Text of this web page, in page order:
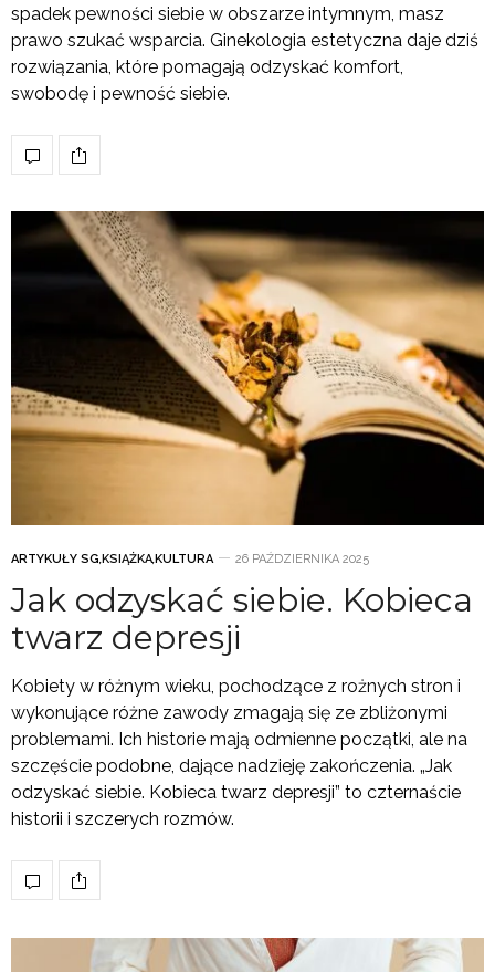
spadek pewności siebie w obszarze intymnym, masz
prawo szukać wsparcia. Ginekologia estetyczna daje dziś
rozwiązania, które pomagają odzyskać komfort,
swobodę i pewność siebie.
ARTYKUŁY SG,KSIĄŻKA,KULTURA 26 PAŹDZIERNIKA 2025
Jak odzyskać siebie. Kobieca
twarz depresji
Kobiety w różnym wieku, pochodzące z rożnych stron i
wykonujące różne zawody zmagają się ze zbliżonymi
problemami. Ich historie mają odmienne początki, ale na
szczęście podobne, dające nadzieję zakończenia. „Jak
odzyskać siebie. Kobieca twarz depresji” to czternaście
historii i szczerych rozmów.